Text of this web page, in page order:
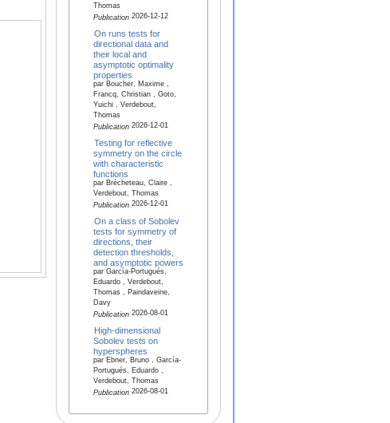
Thomas
Publication2026-12-12
On runs tests for
directional data and
their local and
asymptotic optimality
properties
par Boucher, Maxime ,
Francq, Christian , Goto,
Yuichi , Verdebout,
Thomas
Publication2026-12-01
Testing for reflective
symmetry on the circle
with characteristic
functions
par Brécheteau, Claire ,
Verdebout, Thomas
Publication2026-12-01
On a class of Sobolev
tests for symmetry of
directions, their
detection thresholds,
and asymptotic powers
par García-Portugués,
Eduardo , Verdebout,
Thomas , Paindaveine,
Davy
Publication2026-08-01
High-dimensional
Sobolev tests on
hyperspheres
par Ebner, Bruno , García-
Portugués, Eduardo ,
Verdebout, Thomas
Publication2026-08-01